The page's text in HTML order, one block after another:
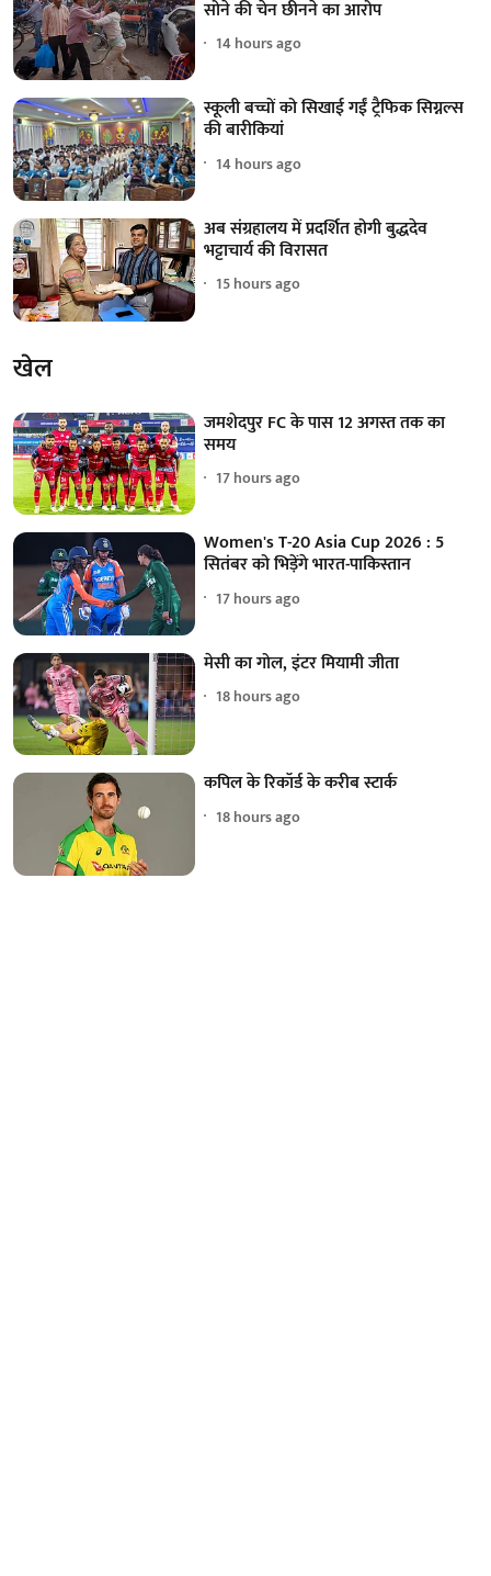
सोने की चेन छीनने का आरोप
14 hours ago
स्कूली बच्चों को सिखाई गईं ट्रैफिक सिग्नल्स
की बारीकियां
14 hours ago
अब संग्रहालय में प्रदर्शित होगी बुद्धदेव
भट्टाचार्य की विरासत
15 hours ago
खेल
जमशेदपुर FC के पास 12 अगस्त तक का
समय
17 hours ago
Women's T-20 Asia Cup 2026 : 5
सितंबर को भिड़ेंगे भारत-पाकिस्तान
17 hours ago
मेसी का गोल, इंटर मियामी जीता
18 hours ago
कपिल के रिकॉर्ड के करीब स्टार्क
18 hours ago